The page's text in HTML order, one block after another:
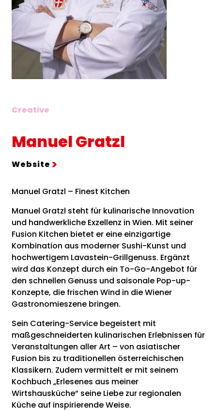
Creative
Manuel Gratzl
Website
Manuel Gratzl – Finest Kitchen
Manuel Gratzl steht für kulinarische Innovation
und handwerkliche Exzellenz in Wien. Mit seiner
Fusion Kitchen bietet er eine einzigartige
Kombination aus moderner Sushi-Kunst und
hochwertigem Lavastein-Grillgenuss. Ergänzt
wird das Konzept durch ein To-Go-Angebot für
den schnellen Genuss und saisonale Pop-up-
Konzepte, die frischen Wind in die Wiener
Gastronomieszene bringen.
Sein Catering-Service begeistert mit
maßgeschneiderten kulinarischen Erlebnissen für
Veranstaltungen aller Art – von asiatischer
Fusion bis zu traditionellen österreichischen
Klassikern. Zudem vermittelt er mit seinem
Kochbuch „Erlesenes aus meiner
Wirtshausküche“ seine Liebe zur regionalen
Küche auf inspirierende Weise.